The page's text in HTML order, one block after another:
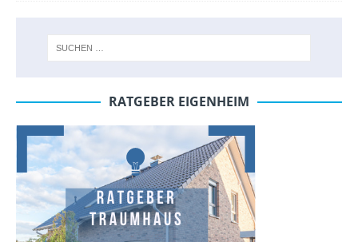
RATGEBER EIGENHEIM